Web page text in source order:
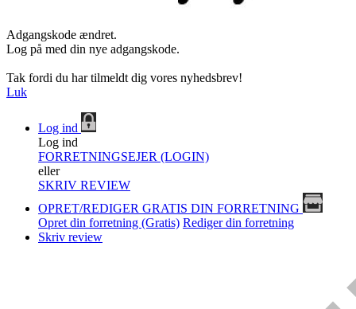
Adgangskode ændret.
Log på med din nye adgangskode.
Tak fordi du har tilmeldt dig vores nyhedsbrev!
Luk
Log ind
Log ind
FORRETNINGSEJER (LOGIN)
eller
SKRIV REVIEW
OPRET/REDIGER GRATIS DIN FORRETNING
Opret din forretning (Gratis) Rediger din forretning
Skriv review